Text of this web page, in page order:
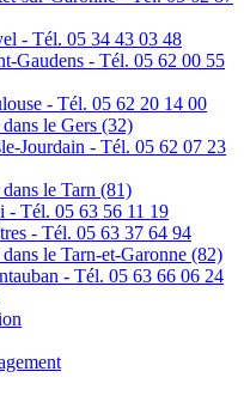
- Tél. 05 34 43 03 48
Gaudens - Tél. 05 62 00 55
- Tél. 05 62 20 14 00
le Gers (32)
Jourdain - Tél. 05 62 07 23
le Tarn (81)
- Tél. 05 63 56 11 19
- Tél. 05 63 37 64 94
le Tarn-et-Garonne (82)
- Tél. 05 63 66 06 24